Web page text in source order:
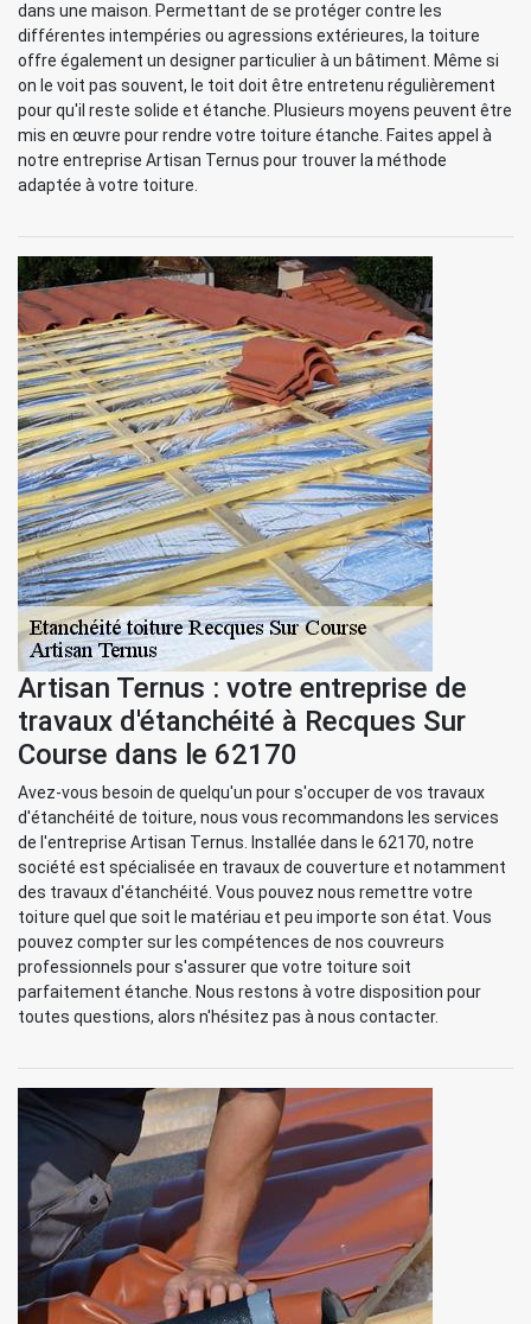
dans une maison. Permettant de se protéger contre les
différentes intempéries ou agressions extérieures, la toiture
offre également un designer particulier à un bâtiment. Même si
on le voit pas souvent, le toit doit être entretenu régulièrement
pour qu'il reste solide et étanche. Plusieurs moyens peuvent être
mis en œuvre pour rendre votre toiture étanche. Faites appel à
notre entreprise Artisan Ternus pour trouver la méthode
adaptée à votre toiture.
Artisan Ternus : votre entreprise de
travaux d'étanchéité à Recques Sur
Course dans le 62170
Avez-vous besoin de quelqu'un pour s'occuper de vos travaux
d'étanchéité de toiture, nous vous recommandons les services
de l'entreprise Artisan Ternus. Installée dans le 62170, notre
société est spécialisée en travaux de couverture et notamment
des travaux d'étanchéité. Vous pouvez nous remettre votre
toiture quel que soit le matériau et peu importe son état. Vous
pouvez compter sur les compétences de nos couvreurs
professionnels pour s'assurer que votre toiture soit
parfaitement étanche. Nous restons à votre disposition pour
toutes questions, alors n'hésitez pas à nous contacter.